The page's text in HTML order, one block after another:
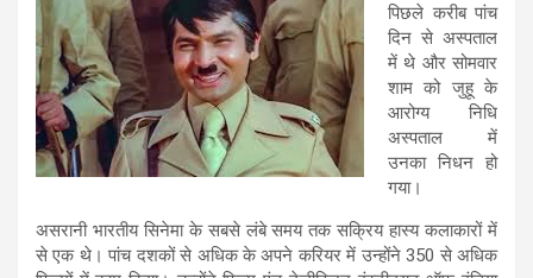
पिछले करीब पांच
दिन से अस्पताल
में थे और सोमवार
शाम को जुहू के
आरोग्य निधि
अस्पताल में
उनका निधन हो
गया।
असरानी भारतीय सिनेमा के सबसे लंबे समय तक सक्रिय हास्य कलाकारों में
से एक थे। पांच दशकों से अधिक के अपने करियर में उन्होंने 350 से अधिक